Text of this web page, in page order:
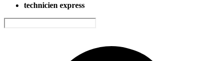
technicien express